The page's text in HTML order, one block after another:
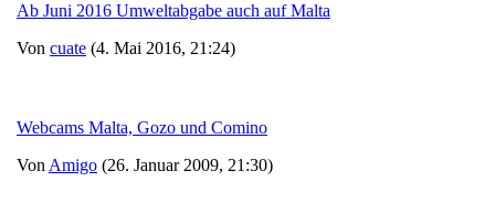
Ab Juni 2016 Umweltabgabe auch auf Malta
Von cuate (4. Mai 2016, 21:24)
Webcams Malta, Gozo und Comino
Von Amigo (26. Januar 2009, 21:30)